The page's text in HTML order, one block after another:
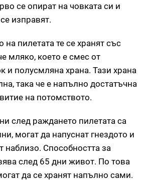
се опират на човката си и
изправят.
пилетата те се хранят със
мляко, което е смес от
и полусмляна храна. Тази храна
така че е напълно достатъчна
на потомството.
след раждането пилетата са
могат да напуснат гнездото и
наблизо. Способността за
след 65 дни живот. По това
да се хранят напълно сами.